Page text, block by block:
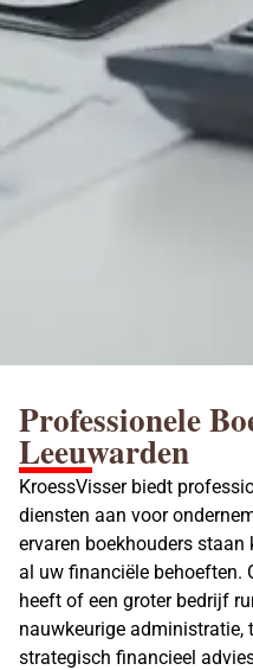
Professionele
Leeuwarden
KroessVisser biedt
diensten aan voor
ervaren boekhouders
al uw financiële behoeften.
heeft of een groter bedrijf
nauwkeurige
strategisch financieel